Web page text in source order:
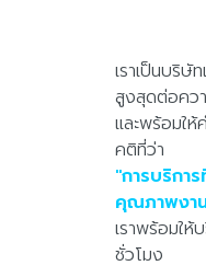
เราเป็นบริษั
สูงสุดต่อคว
และพร้อมให้
คติที่ว่า
''การบริกา
คุณภาพงา
เราพร้อมใ
ชั่วโมง